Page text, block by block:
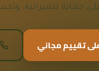
حماية للميزانية،
تقييم مجاني